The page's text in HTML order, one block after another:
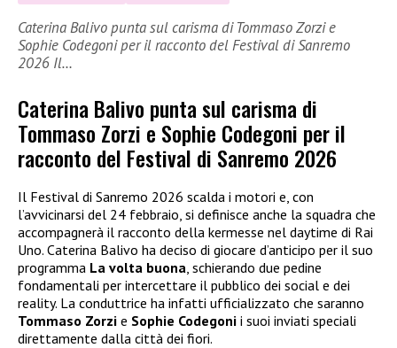
Caterina Balivo punta sul carisma di Tommaso Zorzi e
Sophie Codegoni per il racconto del Festival di Sanremo
2026 Il…
Caterina Balivo punta sul carisma di
Tommaso Zorzi e Sophie Codegoni per il
racconto del Festival di Sanremo 2026
Il Festival di Sanremo 2026 scalda i motori e, con
l’avvicinarsi del 24 febbraio, si definisce anche la squadra che
accompagnerà il racconto della kermesse nel daytime di Rai
Uno. Caterina Balivo ha deciso di giocare d’anticipo per il suo
programma La volta buona , schierando due pedine
fondamentali per intercettare il pubblico dei social e dei
reality. La conduttrice ha infatti ufficializzato che saranno
Tommaso Zorzi e Sophie Codegoni i suoi inviati speciali
direttamente dalla città dei fiori.